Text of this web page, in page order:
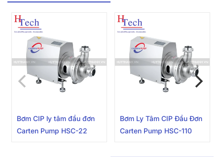
Bơm CIP ly tâm đầu đơn
Carten Pump HSC-22
Bơm Ly Tâm CIP Đầu Đơn
Carten Pump HSC-110